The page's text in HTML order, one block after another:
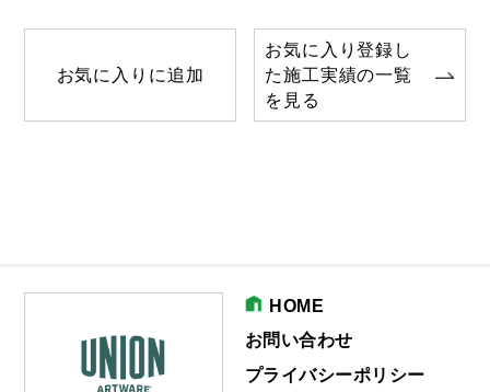
お気に入りに追加
お気に入り登録し
た施工実績の一覧
を見る
HOME
お問い合わせ
プライバシーポリシー